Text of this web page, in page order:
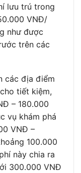
lưu trú trong
VNĐ/
như được
trên các
các địa điểm
tiết kiệm,
– 180.000
vụ khám phá
VNĐ –
100.000
này chia ra
300.000 VNĐ